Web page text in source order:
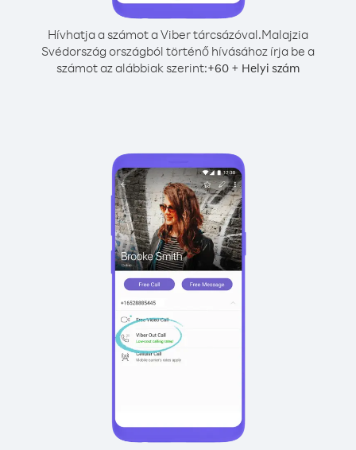
Hívhatja a számot a Viber tárcsázóval.Malajzia
Svédország országból történő hívásához írja be a
számot az alábbiak szerint:+60 + Helyi szám